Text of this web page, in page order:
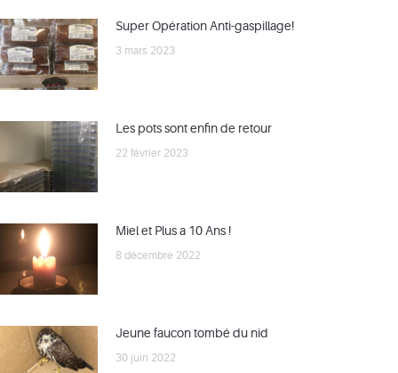
Super Opération Anti-gaspillage!
3 mars 2023
Les pots sont enfin de retour
22 février 2023
Miel et Plus a 10 Ans !
8 décembre 2022
Jeune faucon tombé du nid
30 juin 2022